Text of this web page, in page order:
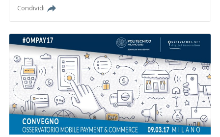
Condividi